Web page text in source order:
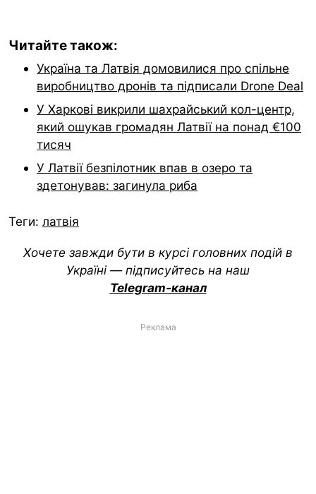
Читайте також:
Україна та Латвія домовилися про спільне
виробництво дронів та підписали Drone Deal
У Харкові викрили шахрайський кол-центр,
який ошукав громадян Латвії на понад €100
тисяч
У Латвії безпілотник впав в озеро та
здетонував: загинула риба
Теги: латвія
Хочете завжди бути в курсі головних подій в
Україні — підписуйтесь на наш
Telegram-канал
Реклама